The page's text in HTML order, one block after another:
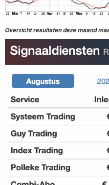
Overzicht resultaten deze maand